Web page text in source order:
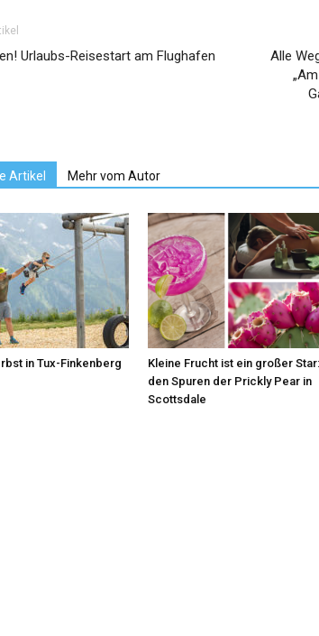
Urlaubs-Reisestart am Flughafen
Alle
Artikel Mehr vom Autor
in Tux-Finkenberg
Kleine Frucht ist ein großer
den Spuren der Prickly Pear in
Scottsdale